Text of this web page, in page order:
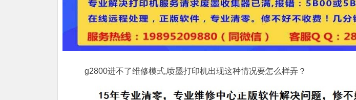
g2800进不了维修模式,喷墨打印机出现这种情况要怎么样弄？